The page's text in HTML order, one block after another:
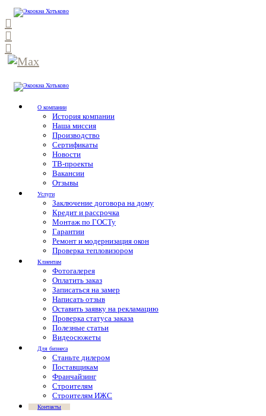
О компании
История компании
Наша миссия
Производство
Сертификаты
Новости
ТВ-проекты
Вакансии
Отзывы
Услуги
Заключение договора на дому
Кредит и рассрочка
Монтаж по ГОСТу
Гарантии
Ремонт и модернизация окон
Проверка тепловизором
Клиентам
Фотогалерея
Оплатить заказ
Записаться на замер
Написать отзыв
Оставить заявку на рекламацию
Проверка статуса заказа
Полезные статьи
Видеосюжеты
Для бизнеса
Станьте дилером
Поставщикам
Франчайзинг
Строителям
Строителям ИЖС
Контакты